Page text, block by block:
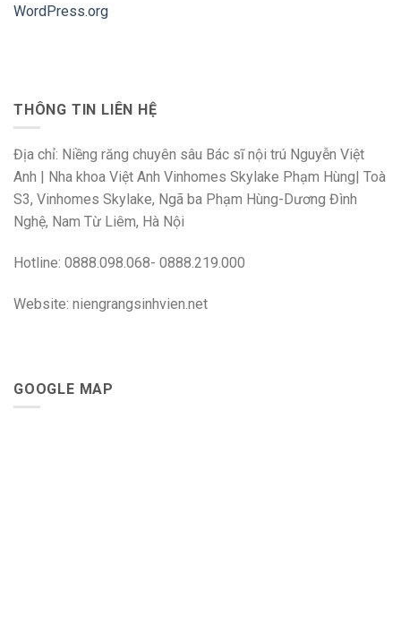
WordPress.org
THÔNG TIN LIÊN HỆ
Địa chỉ: Niềng răng chuyên sâu Bác sĩ nội trú Nguyễn Việt
Anh | Nha khoa Việt Anh Vinhomes Skylake Phạm Hùng| Toà
S3, Vinhomes Skylake, Ngã ba Phạm Hùng-Dương Đình
Nghệ, Nam Từ Liêm, Hà Nội
Hotline: 0888.098.068- 0888.219.000
Website: niengrangsinhvien.net
GOOGLE MAP